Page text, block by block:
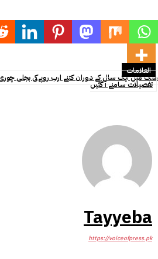
العلامات
ملک میں ایک سال کے دوران کتنے ارب روپےکی بجلی
تفصیلات سامنے آ گئیں
Tayyeba
https://voiceofpress.pk